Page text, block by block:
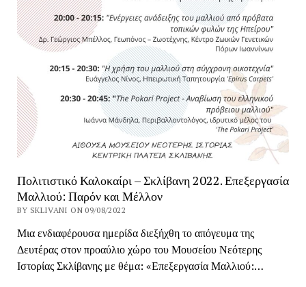
Πολιτιστικό Καλοκαίρι – Σκλίβανη 2022. Επεξεργασία
Μαλλιού: Παρόν και Μέλλον
BY SKLIVANI ON 09/08/2022
Μια ενδιαφέρουσα ημερίδα διεξήχθη το απόγευμα της
Δευτέρας στον προαύλιο χώρο του Μουσείου Νεότερης
Ιστορίας Σκλίβανης με θέμα: «Επεξεργασία Μαλλιού:…